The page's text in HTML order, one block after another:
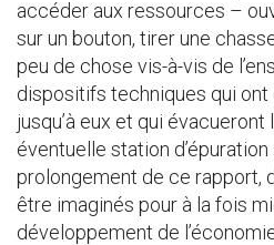
accéder aux ressources –
sur un bouton, tirer une
peu de chose vis-à-vis de
dispositifs techniques qui ont
jusqu’à eux et qui
éventuelle station d’épuration
prolongement de ce rapport,
être imaginés pour à la fois
développement de